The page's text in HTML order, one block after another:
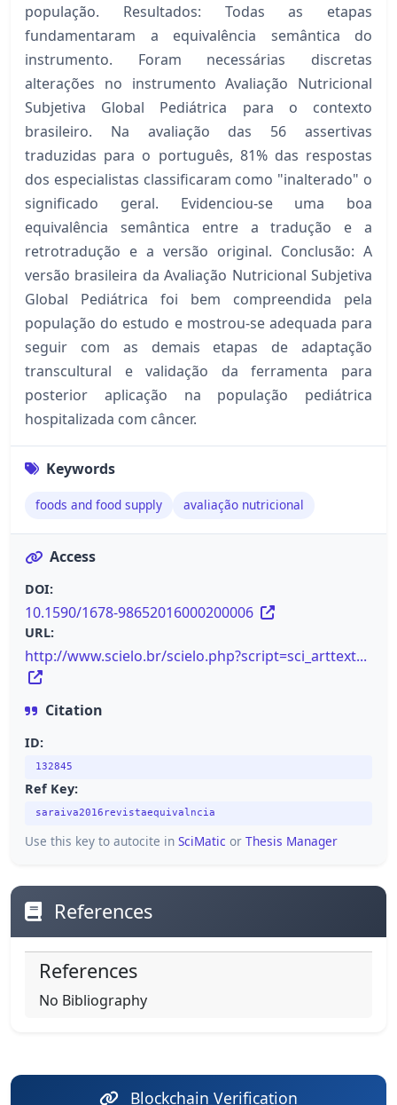
população. Resultados: Todas as etapas
fundamentaram a equivalência semântica do
instrumento. Foram necessárias discretas
alterações no instrumento Avaliação Nutricional
Subjetiva Global Pediátrica para o contexto
brasileiro. Na avaliação das 56 assertivas
traduzidas para o português, 81% das respostas
dos especialistas classificaram como "inalterado" o
significado geral. Evidenciou-se uma boa
equivalência semântica entre a tradução e a
retrotradução e a versão original. Conclusão: A
versão brasileira da Avaliação Nutricional Subjetiva
Global Pediátrica foi bem compreendida pela
população do estudo e mostrou-se adequada para
seguir com as demais etapas de adaptação
transcultural e validação da ferramenta para
posterior aplicação na população pediátrica
hospitalizada com câncer.
Keywords
foods and food supply avaliação nutricional
Access
DOI:
10.1590/1678-98652016000200006
URL:
http://www.scielo.br/scielo.php?script=sci_arttext...
Citation
ID:
132845
Ref Key:
saraiva2016revistaequivalncia
Use this key to autocite in SciMatic or Thesis Manager
References
References
No Bibliography
Blockchain Verification